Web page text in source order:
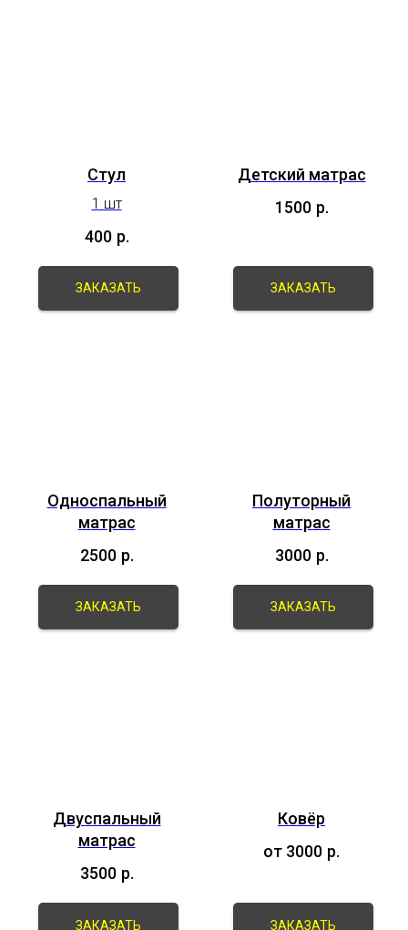
Стул
1 шт
400 р.
ЗАКАЗАТЬ
Детский матрас
1500 р.
ЗАКАЗАТЬ
Односпальный
матрас
2500 р.
ЗАКАЗАТЬ
Полуторный
матрас
3000 р.
ЗАКАЗАТЬ
Двуспальный
матрас
3500 р.
ЗАКАЗАТЬ
Ковёр
от 3000 р.
ЗАКАЗАТЬ